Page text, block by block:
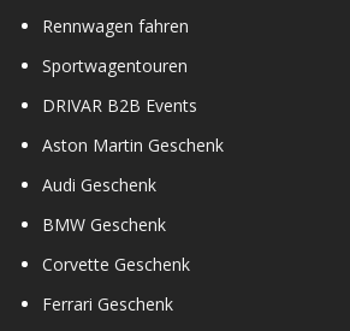
Rennwagen fahren
Sportwagentouren
DRIVAR B2B Events
Aston Martin Geschenk
Audi Geschenk
BMW Geschenk
Corvette Geschenk
Ferrari Geschenk